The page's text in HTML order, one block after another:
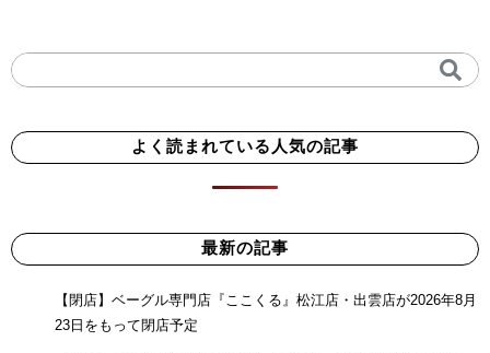
よく読まれている人気の記事
最新の記事
【閉店】ベーグル専門店『ここくる』松江店・出雲店が2026年8月
23日をもって閉店予定